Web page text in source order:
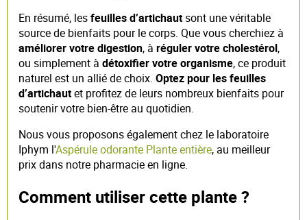
En résumé, lesfeuilles d’artichautsont une véritable
source de bienfaits pour le corps. Que vous cherchiez à
améliorer votre digestion, à réguler votre cholestérol,
ou simplement à détoxifier votre organisme, ce produit
naturel est un allié de choix. Optez pour les feuilles
d’artichautet profitez de leurs nombreux bienfaits pour
soutenir votre bien-être au quotidien.
Nous vous proposons également chez le laboratoire
Iphym l'Aspérule odorante Plante entière, au meilleur
prix dans notre pharmacie en ligne.
Comment utiliser cette plante ?